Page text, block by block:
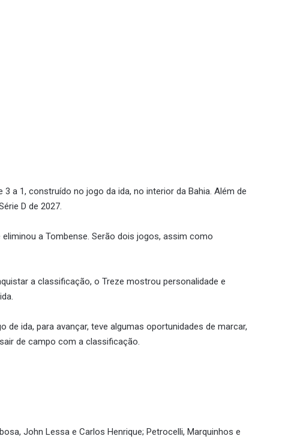
a 1, construído no jogo da ida, no interior da Bahia. Além de
D de 2027.
a Tombense. Serão dois jogos, assim como
a classificação, o Treze mostrou personalidade e
ida, para avançar, teve algumas oportunidades de marcar,
de campo com a classificação.
John Lessa e Carlos Henrique; Petrocelli, Marquinhos e